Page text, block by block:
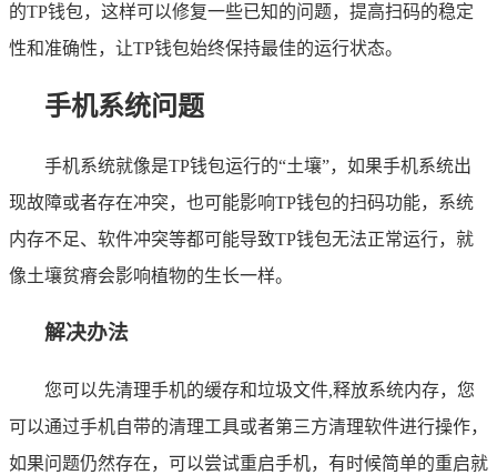
的TP钱包，这样可以修复一些已知的问题，提高扫码的稳定
性和准确性，让TP钱包始终保持最佳的运行状态。
手机系统问题
手机系统就像是TP钱包运行的“土壤”，如果手机系统出
现故障或者存在冲突，也可能影响TP钱包的扫码功能，系统
内存不足、软件冲突等都可能导致TP钱包无法正常运行，就
像土壤贫瘠会影响植物的生长一样。
解决办法
您可以先清理手机的缓存和垃圾文件,释放系统内存，您
可以通过手机自带的清理工具或者第三方清理软件进行操作，
如果问题仍然存在，可以尝试重启手机，有时候简单的重启就